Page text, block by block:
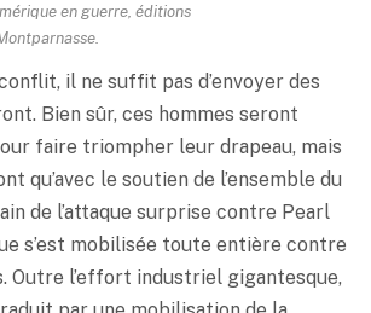
en guerre, éditions
il ne suffit pas d’envoyer des
Bien sûr, ces hommes seront
faire triompher leur drapeau, mais
qu’avec le soutien de l’ensemble du
de l’attaque surprise contre Pearl
s’est mobilisée toute entière contre
Outre l’effort industriel gigantesque,